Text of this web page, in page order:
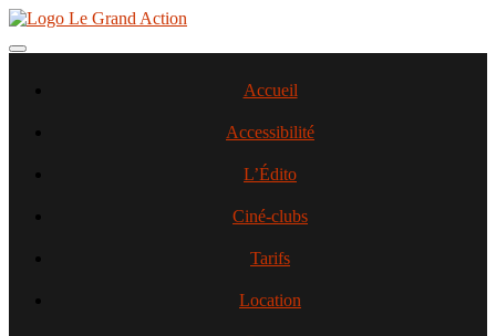
Aller
contenu
Toggle navigation
Accueil
Accessibilité
L’Édito
Ciné-clubs
Tarifs
Location